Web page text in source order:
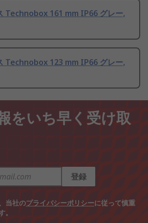
Technobox 161 mm IP66 グレー,
Technobox 123 mm IP66 グレー,
をいち早く受け取
登録
当社のプライバシーポリシーに従って慎重